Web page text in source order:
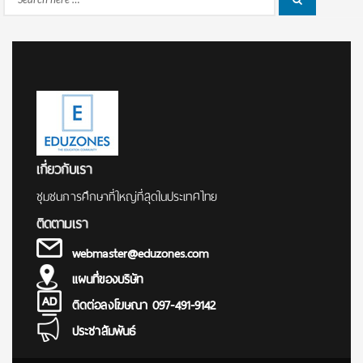
Search
เกี่ยวกับเรา
ชุมชนการศึกษาที่ใหญ่ที่สุดในประเทศไทย
ติดตามเรา
webmaster@eduzones.com
แผนที่ของบริษัท
ติดต่อลงโฆษณา 097-491-9142
ประชาสัมพันธ์